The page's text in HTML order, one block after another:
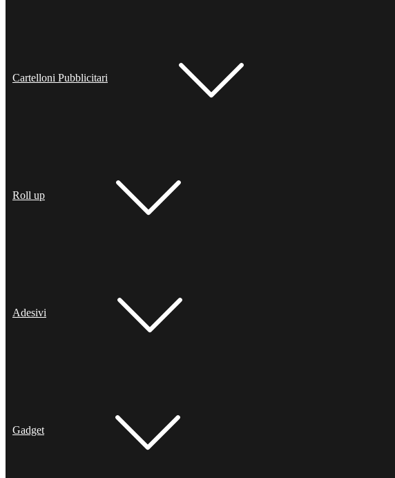
Cartelloni Pubblicitari
Roll up
Adesivi
Gadget